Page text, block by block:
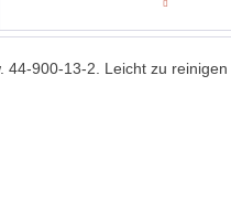
900-13-2. Leicht zu